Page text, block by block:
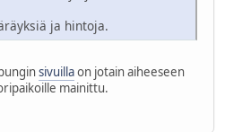
ja hintoja.
sivuillaon jotain aiheeseen
mainittu.